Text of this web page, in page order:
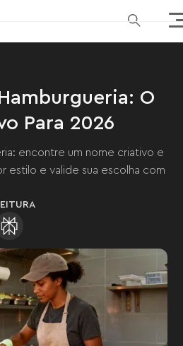
O
Para 2026
encontre um nome criativo e
estilo e valide sua escolha com